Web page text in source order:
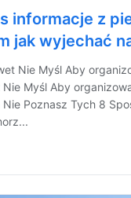
informacje z
jak wyjechać
Nie Myśl Aby
Myśl Aby
Poznasz Tych 8